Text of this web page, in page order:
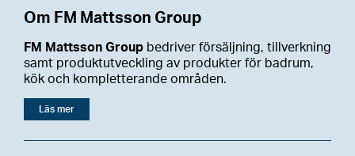
Om FM Mattsson Group
FM Mattsson Group bedriver försäljning, tillverkning
samt produktutveckling av produkter för badrum,
kök och kompletterande områden.
Läs mer